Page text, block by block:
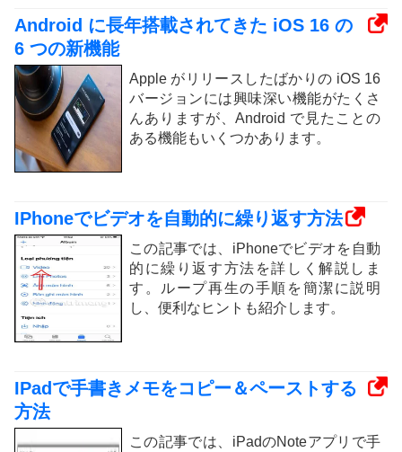
Android に長年搭載されてきた iOS 16 の
6 つの新機能
Apple がリリースしたばかりの iOS 16
バージョンには興味深い機能がたくさ
んありますが、Android で見たことの
ある機能もいくつかあります。
IPhoneでビデオを自動的に繰り返す方法
この記事では、iPhoneでビデオを自動
的に繰り返す方法を詳しく解説しま
す。ループ再生の手順を簡潔に説明
し、便利なヒントも紹介します。
IPadで手書きメモをコピー＆ペーストする
方法
この記事では、iPadのNoteアプリで手